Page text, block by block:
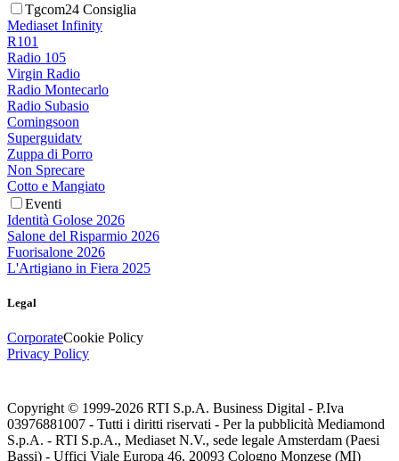
Tgcom24 Consiglia
Mediaset Infinity
R101
Radio 105
Virgin Radio
Radio Montecarlo
Radio Subasio
Comingsoon
Superguidatv
Zuppa di Porro
Non Sprecare
Cotto e Mangiato
Eventi
Identità Golose 2026
Salone del Risparmio 2026
Fuorisalone 2026
L'Artigiano in Fiera 2025
Legal
CorporateCookie Policy
Privacy Policy
Copyright © 1999-2026 RTI S.p.A. Business Digital - P.Iva
03976881007 - Tutti i diritti riservati - Per la pubblicità Mediamond
S.p.A. - RTI S.p.A., Mediaset N.V., sede legale Amsterdam (Paesi
Bassi) - Uffici Viale Europa 46, 20093 Cologno Monzese (MI)